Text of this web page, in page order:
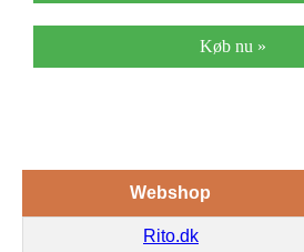
Køb nu »
Webshop
Rito.dk